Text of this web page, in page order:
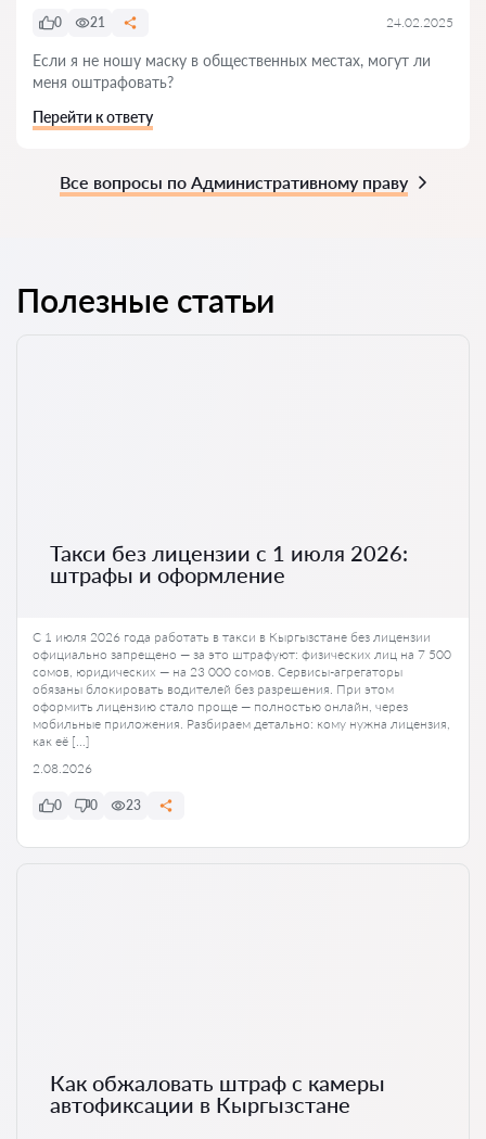
0 21 24.02.2025
Если я не ношу маску в общественных местах, могут ли
меня оштрафовать?
Перейти к ответу
Все вопросы по Административному праву
Полезные статьи
Такси без лицензии с 1 июля 2026:
штрафы и оформление
С 1 июля 2026 года работать в такси в Кыргызстане без лицензии
официально запрещено — за это штрафуют: физических лиц на 7 500
сомов, юридических — на 23 000 сомов. Сервисы-агрегаторы
обязаны блокировать водителей без разрешения. При этом
оформить лицензию стало проще — полностью онлайн, через
мобильные приложения. Разбираем детально: кому нужна лицензия,
как её […]
2.08.2026
0 0 23
Как обжаловать штраф с камеры
автофиксации в Кыргызстане